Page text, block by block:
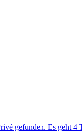
gefunden. Es geht